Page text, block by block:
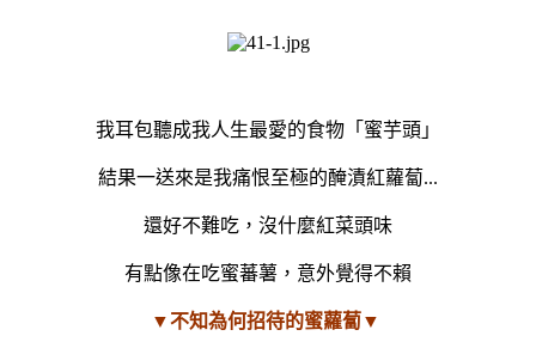
我耳包聽成我人生最愛的食物「蜜芋頭」
結果一送來是我痛恨至極的醃漬紅蘿蔔...
還好不難吃，沒什麼紅菜頭味
有點像在吃蜜蕃薯，意外覺得不賴
▼不知為何招待的蜜蘿蔔▼